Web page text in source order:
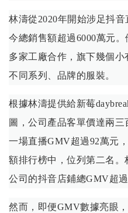
林濤從2020年開始涉足抖
今總銷售額超過6000萬元
多家工廠合作，旗下幾個
不同系列、品牌的服裝。
根據林濤提供給新莓
圖，公司產品客單價達兩
一場直播GMV超過92萬元
額排行榜中，位列第二名。
公司的抖音店鋪總GMV超過
然而，即便GMV數據亮眼